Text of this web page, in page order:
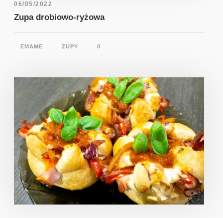
06/05/2022
Zupa drobiowo-ryżowa
EMAME ZUPY 0